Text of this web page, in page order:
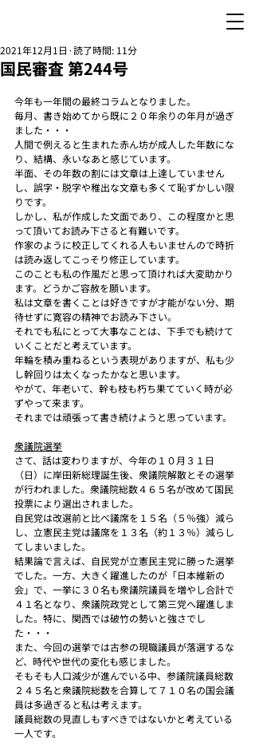
国民審査 第244号
2021年12月1日 読了時間: 11分
今年も一年間の最終コラムとなりました。
毎月、書き始めてから既に２０年余りの年月が過ぎ
ました・・・
人間で例えると生まれた赤ん坊が成人した年数にな
り、結構、永いなあと感じています。
半面、その年数の割には文章は上達していません
し、誤字・脱字や稚出な文章も多くて恥ずかしい限
りです。
しかし、私が作成した文面であり、この程度かと思
って頂いてお読み下さると有難いです。
作家のように校正してくれる人もいませんので時折
は読み返してこっそり修正しています。
このことも私の作風だと思って頂ければ大変助かり
ます。どうかご容赦を願います。
私は文章を書くことは好きですが才能がない分、期
待せずに寛容の精神でお読み下さい。
それでも私にとって大事なことは、下手でも続けて
いくことだと考えています。
年輪を積み重ねるという表現がありますが、私も少
し幹回りは太くなったかなと思います。
やがて、年老いて、幹も枝も朽ち果てていく時が必
ずやって来ます。
それまでは頑張って書き続けようと思っています。
衆議院選挙
さて、話は変わりますが、今年の１０月３１日
（日）に岸田新総理誕生後、衆議院解散とその選挙
が行われました。衆議院総数４６５名が改めて国民
投票により選出されました。
自民党は改選前と比べ議席を１５名（５％強）減ら
し、立憲民主党は議席を１３名（約１３％）減らし
てしまいました。
結果論で言えば、自民党が立憲民主党に勝った選挙
でした。一方、大きく躍進したのが「日本維新の
会」で、一挙に３０名も衆議院議員を増やし合計で
４１名となり、衆議院政党として第三党へ躍進しま
した。特に、関西では破竹の勢いと強さでし
た・・・
また、今回の選挙では古参の現職議員が落選するな
ど、時代や世代の変化も感じました。
そもそも人口減少が進んでいる中、参議院議員総数
２４５名と衆議院総数を合算して７１０名の国会議
員は多過ぎると私は考えます。
議員総数の見直しもすべきではないかと考えている
一人です。